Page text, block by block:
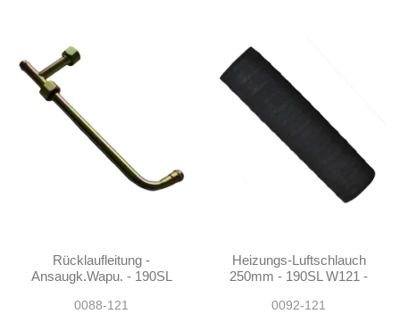
Rücklaufleitung -
Ansaugk.Wapu. - 190SL
0088-121
Heizungs-Luftschlauch
250mm - 190SL W121 -
0092-121